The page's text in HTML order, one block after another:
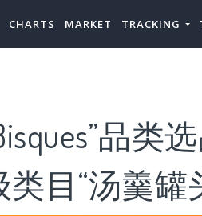
CHARTS MARKET TRACKING
品类
目“汤羹罐